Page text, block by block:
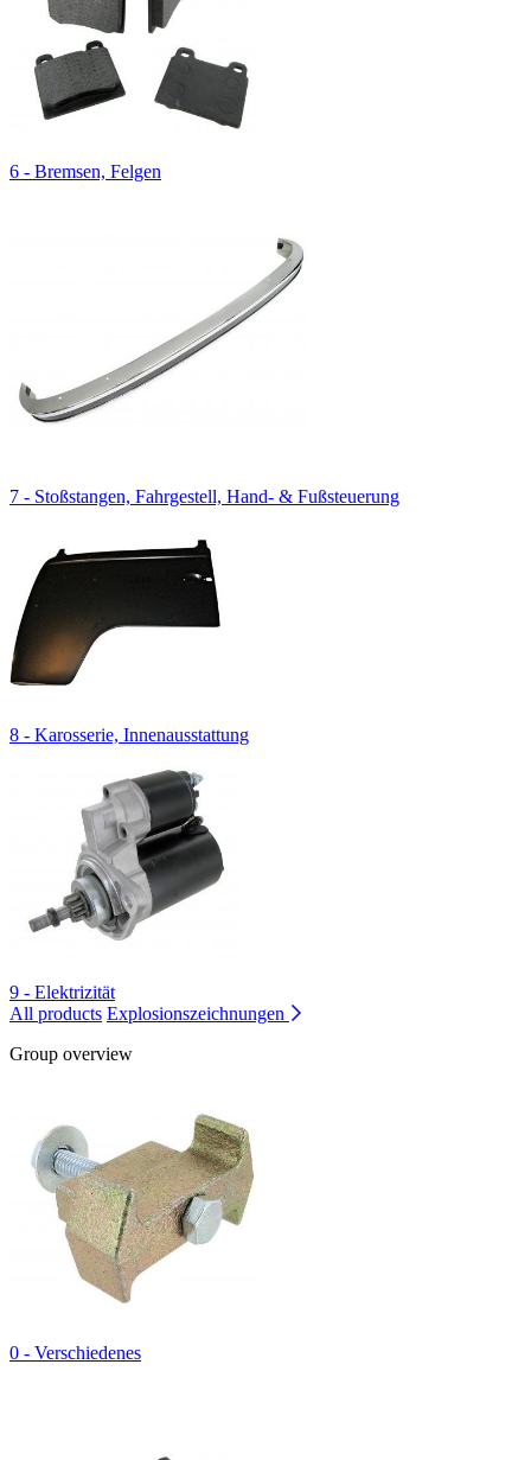
6 - Bremsen, Felgen
7 - Stoßstangen, Fahrgestell, Hand- & Fußsteuerung
8 - Karosserie, Innenausstattung
9 - Elektrizität
All products Explosionszeichnungen
Group overview
0 - Verschiedenes